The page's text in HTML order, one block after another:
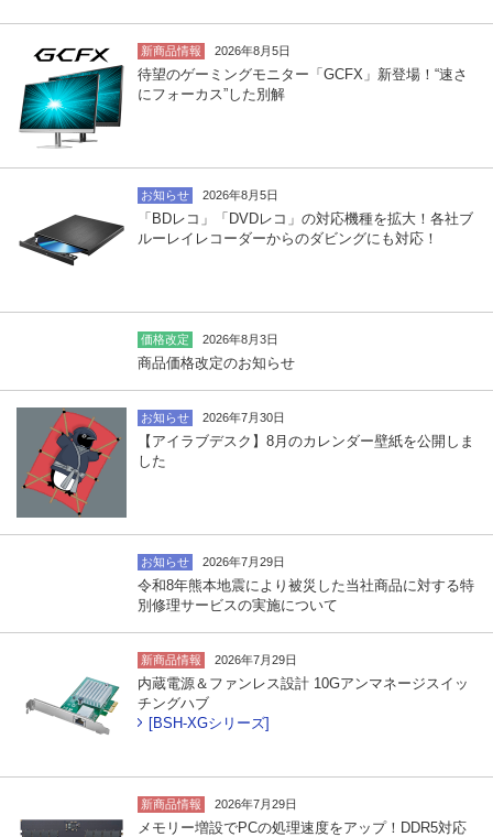
新商品情報 2026年8月5日
待望のゲーミングモニター「GCFX」新登場！“速さ
にフォーカス”した別解
お知らせ 2026年8月5日
「BDレコ」「DVDレコ」の対応機種を拡大！各社ブ
ルーレイレコーダーからのダビングにも対応！
価格改定 2026年8月3日
商品価格改定のお知らせ
お知らせ 2026年7月30日
【アイラブデスク】8月のカレンダー壁紙を公開しま
した
お知らせ 2026年7月29日
令和8年熊本地震により被災した当社商品に対する特
別修理サービスの実施について
新商品情報 2026年7月29日
内蔵電源＆ファンレス設計 10Gアンマネージスイッ
チングハブ
[BSH-XGシリーズ]
新商品情報 2026年7月29日
メモリー増設でPCの処理速度をアップ！DDR5対応